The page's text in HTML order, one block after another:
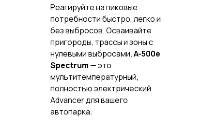
Реагируйте на пиковые
потребности быстро, легко и
без выбросов. Осваивайте
пригороды, трассы и зоны с
нулевыми выбросами.A-500e
Spectrum — это
мультитемпературный,
полностью электрический
Advancer для вашего
автопарка.